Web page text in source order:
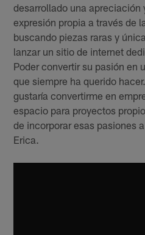
desarrollado una apreciación
expresión propia a través de
buscando piezas raras y
lanzar un sitio de internet
Poder convertir su pasión en
que siempre ha querido
gustaría convertirme en
espacio para proyectos
de incorporar esas pasiones
Erica.